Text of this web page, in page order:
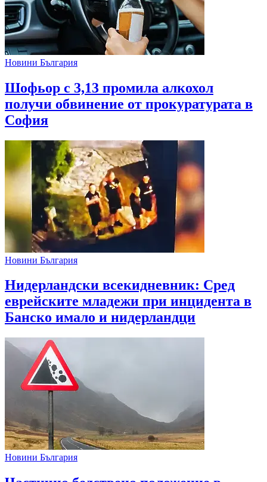
Новини България
Шофьор с 3,13 промила алкохол
получи обвинение от прокуратурата в
София
Новини България
Нидерландски всекидневник: Сред
еврейските младежи при инцидента в
Банско имало и нидерландци
Новини България